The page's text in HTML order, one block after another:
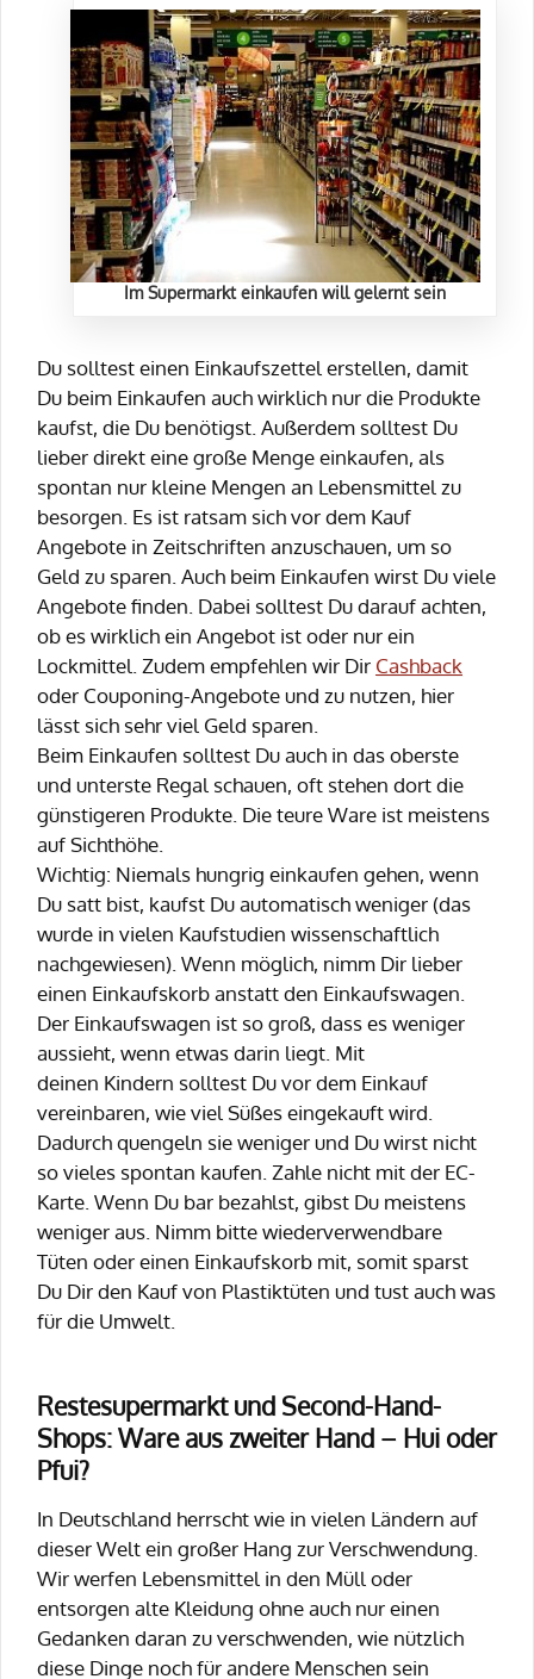
Im Supermarkt einkaufen will gelernt sein
Du solltest einen Einkaufszettel erstellen, damit
Du beim Einkaufen auch wirklich nur die Produkte
kaufst, die Du benötigst. Außerdem solltest Du
lieber direkt eine große Menge einkaufen, als
spontan nur kleine Mengen an Lebensmittel zu
besorgen. Es ist ratsam sich vor dem Kauf
Angebote in Zeitschriften anzuschauen, um so
Geld zu sparen. Auch beim Einkaufen wirst Du viele
Angebote finden. Dabei solltest Du darauf achten,
ob es wirklich ein Angebot ist oder nur ein
Lockmittel. Zudem empfehlen wir Dir Cashback
oder Couponing-Angebote und zu nutzen, hier
lässt sich sehr viel Geld sparen.
Beim Einkaufen solltest Du auch in das oberste
und unterste Regal schauen, oft stehen dort die
günstigeren Produkte. Die teure Ware ist meistens
auf Sichthöhe.
Wichtig: Niemals hungrig einkaufen gehen, wenn
Du satt bist, kaufst Du automatisch weniger (das
wurde in vielen Kaufstudien wissenschaftlich
nachgewiesen). Wenn möglich, nimm Dir lieber
einen Einkaufskorb anstatt den Einkaufswagen.
Der Einkaufswagen ist so groß, dass es weniger
aussieht, wenn etwas darin liegt. Mit
deinen Kindern solltest Du vor dem Einkauf
vereinbaren, wie viel Süßes eingekauft wird.
Dadurch quengeln sie weniger und Du wirst nicht
so vieles spontan kaufen. Zahle nicht mit der EC-
Karte. Wenn Du bar bezahlst, gibst Du meistens
weniger aus. Nimm bitte wiederverwendbare
Tüten oder einen Einkaufskorb mit, somit sparst
Du Dir den Kauf von Plastiktüten und tust auch was
für die Umwelt.
Restesupermarkt und Second-Hand-
Shops: Ware aus zweiter Hand – Hui oder
Pfui?
In Deutschland herrscht wie in vielen Ländern auf
dieser Welt ein großer Hang zur Verschwendung.
Wir werfen Lebensmittel in den Müll oder
entsorgen alte Kleidung ohne auch nur einen
Gedanken daran zu verschwenden, wie nützlich
diese Dinge noch für andere Menschen sein